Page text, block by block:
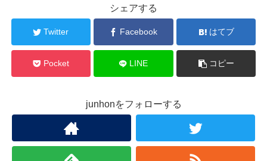
シェアする
Twitter Facebook はてブ
Pocket LINE コピー
junhonをフォローする